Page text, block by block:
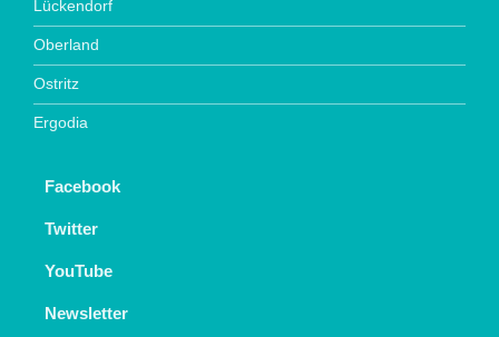
Lückendorf
Oberland
Ostritz
Ergodia
Facebook
Twitter
YouTube
Newsletter